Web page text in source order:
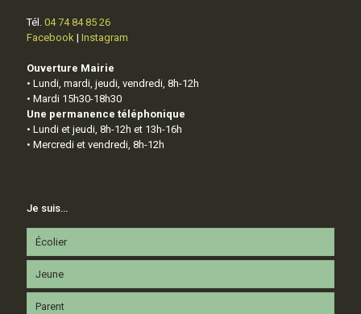
Tél. 04 74 84 85 26
Facebook | Instagram
Ouverture Mairie
• Lundi, mardi, jeudi, vendredi, 8h-12h
• Mardi 15h30-18h30
Une permanence téléphonique
• Lundi et jeudi, 8h-12h et 13h-16h
• Mercredi et vendredi, 8h-12h
Je suis…
Écolier
Jeune
Parent